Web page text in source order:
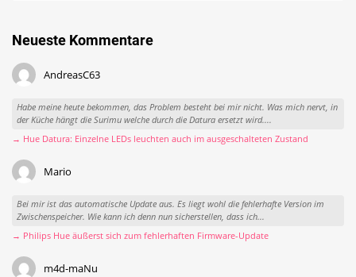
Neueste Kommentare
AndreasC63
Habe meine heute bekommen, das Problem besteht bei mir nicht. Was mich nervt, in
der Küche hängt die Surimu welche durch die Datura ersetzt wird....
→ Hue Datura: Einzelne LEDs leuchten auch im ausgeschalteten Zustand
Mario
Bei mir ist das automatische Update aus. Es liegt wohl die fehlerhafte Version im
Zwischenspeicher. Wie kann ich denn nun sicherstellen, dass ich...
→ Philips Hue äußerst sich zum fehlerhaften Firmware-Update
m4d-maNu